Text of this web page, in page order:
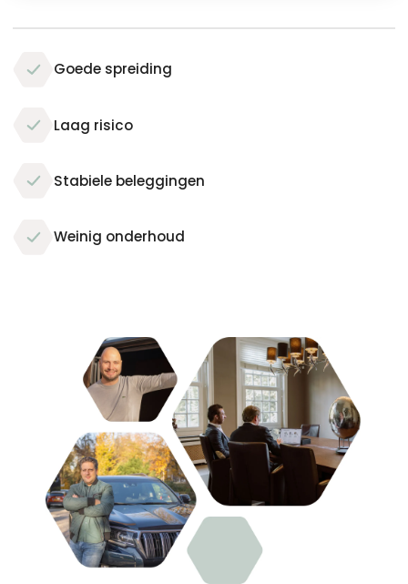
Goede spreiding
Laag risico
Stabiele beleggingen
Weinig onderhoud